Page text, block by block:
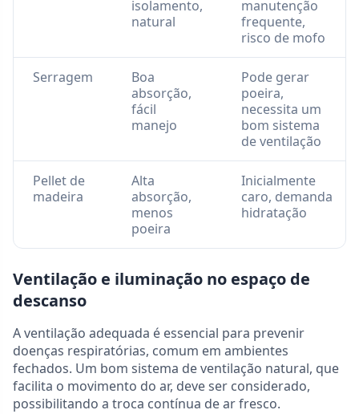
isolamento,
natural
manutenção
frequente,
risco de mofo
Serragem
Boa
absorção,
fácil
manejo
Pode gerar
poeira,
necessita um
bom sistema
de ventilação
Pellet de
madeira
Alta
absorção,
menos
poeira
Inicialmente
caro, demanda
hidratação
Ventilação e iluminação no espaço de
descanso
A ventilação adequada é essencial para prevenir
doenças respiratórias, comum em ambientes
fechados. Um bom sistema de ventilação natural, que
facilita o movimento do ar, deve ser considerado,
possibilitando a troca contínua de ar fresco.